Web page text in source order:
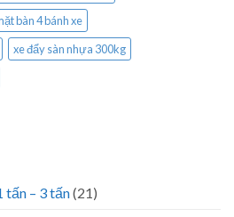
bàn 4 bánh xe
xe đẩy sàn nhựa 300kg
– 3 tấn(21)